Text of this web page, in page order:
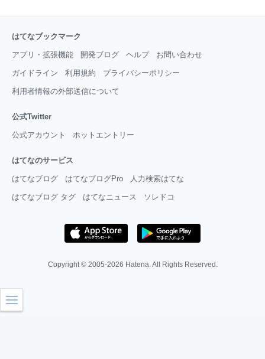
はてなブックマーク
アプリ・拡張機能 開発ブログ ヘルプ お問い合わせ
ガイドライン 利用規約 プライバシーポリシー
利用者情報の外部送信について
公式Twitter
公式アカウント ホットエントリー
はてなのサービス
はてなブログ はてなブログPro 人力検索はてな
はてなブログ タグ はてなニュース ソレドコ
Copyright © 2005-2026 Hatena. All Rights Reserved.